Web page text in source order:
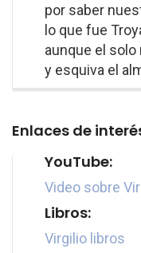
por saber
lo que fue
aunque el
y esquiva el
Enlaces de
YouTube:
Video sobre
Libros:
Virgilio libros